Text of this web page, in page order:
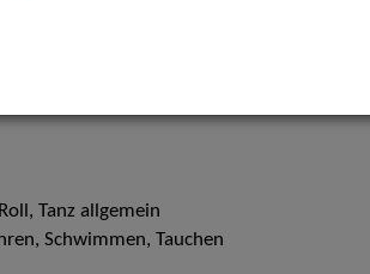
Tanz allgemein
Schwimmen, Tauchen